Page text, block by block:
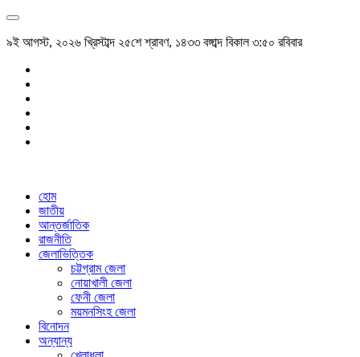
৯ই আগস্ট, ২০২৬ খ্রিস্টাব্দ ২৫শে শ্রাবণ, ১৪৩৩ বঙ্গাব্দ বিকাল ৩:৫০ রবিবার
হোম
জাতীয়
আন্তর্জাতিক
রাজনীতি
জেলাভিত্তিক
চট্টগ্রাম জেলা
নোয়াখালী জেলা
ফেনী জেলা
ময়মনসিংহ জেলা
বিনোদন
অন্যান্য